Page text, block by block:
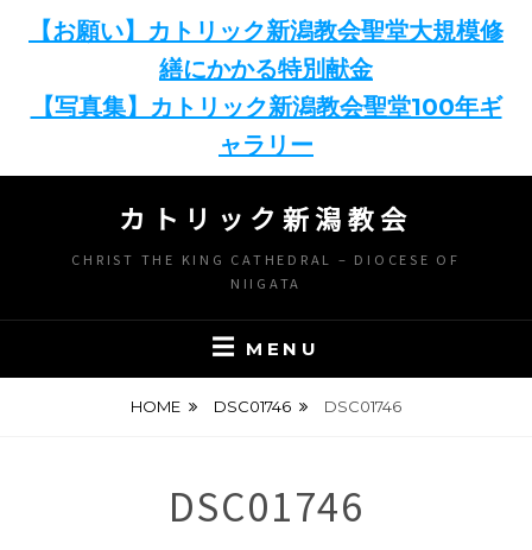
【お願い】カトリック新潟教会聖堂大規模修
繕にかかる特別献金
【写真集】カトリック新潟教会聖堂100年ギ
ャラリー
content
カトリック新潟教会
CHRIST THE KING CATHEDRAL – DIOCESE OF
NIIGATA
MENU
HOME DSC01746 DSC01746
DSC01746